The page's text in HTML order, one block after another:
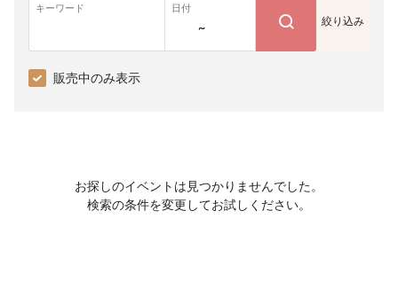
キーワード 日付
~ 絞り込み
販売中のみ表示
お探しのイベントは見つかりませんでした。
検索の条件を変更してお試しください。